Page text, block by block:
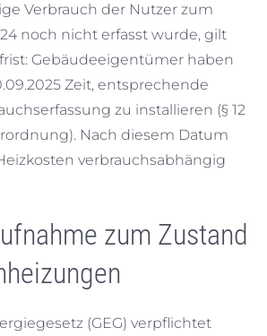
Verbrauch der Nutzer zum
noch nicht erfasst wurde, gilt
Gebäudeeigentümer haben
Zeit, entsprechende
zu installieren (§ 12
Nach diesem Datum
verbrauchsabhängig
zum Zustand
(GEG) verpflichtet